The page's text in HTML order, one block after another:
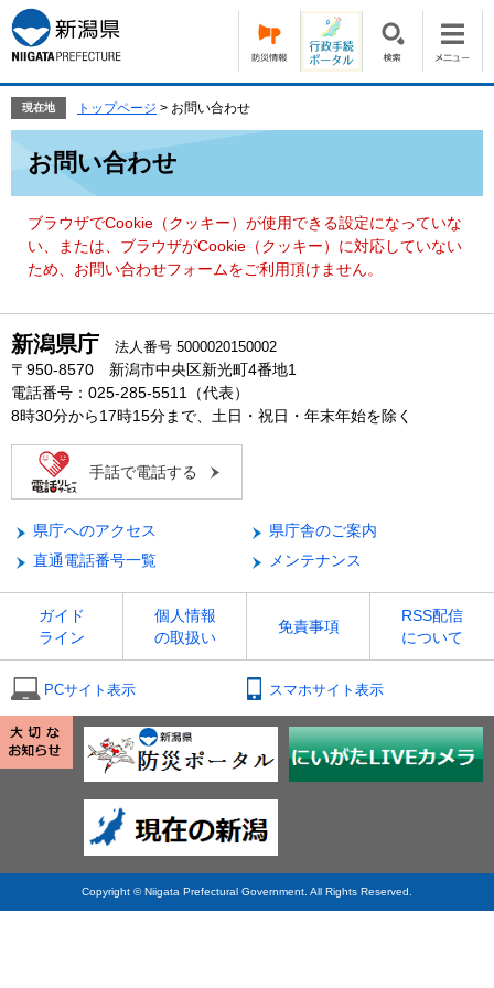
ー
ジ
の
頭
す。
ニ
ュ
ー
飛
て
現在地 トップページ > お問い合わせ
お問い合わせ
ブラウザでCookie（クッキー）が使用できる設定になっていな
い、または、ブラウザがCookie（クッキー）に対応していない
ため、お問い合わせフォームをご利用頂けません。
新潟県庁 法人番号 5000020150002
〒950-8570 新潟市中央区新光町4番地1
電話番号：025-285-5511（代表）
8時30分から17時15分まで、土日・祝日・年末年始を除く
手話で電話する
県庁へのアクセス
県庁舎のご案内
直通電話番号一覧
メンテナンス
ガイド
ライン
個人情報
の取扱い
免責事項
RSS配信
について
PCサイト表示 スマホサイト表示
Copyright © Niigata Prefectural Government. All Rights Reserved.